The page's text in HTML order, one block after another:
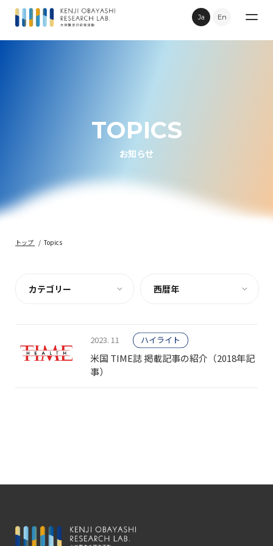
Movie
Ja En
TOPICS
お知らせ
トップ Topics
カテゴリー 西暦年
2023. 11 ハイライト
米国 TIME誌 掲載記事の紹介（2018年記
事）